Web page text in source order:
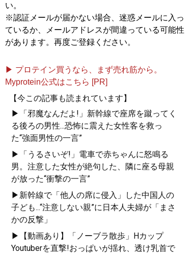
い。
※認証メールが届かない場合、迷惑メールに入っ
ているか、メールアドレスが間違っている可能性
があります。再度ご登録ください。
▶ プロテイン買うなら、まず売れ筋から。
Myprotein公式はこちら [PR]
【今この記事も読まれています】
▶「邪魔なんだよ!」新幹線で座席を蹴ってく
る後ろの男性...恐怖に震えた女性客を救っ
た“強面男性の一言”
▶「うるさいぞ!」電車で赤ちゃんに怒鳴る
男。注意した女性が絶句した、隣に座る母親
が放った“衝撃の一言”
▶新幹線で「他人の席に侵入」した中国人の
子ども...“注意しない親”に日本人夫婦が「まさ
かの反撃」
▶【動画あり】「ノーブラ散歩」Hカップ
Youtuberを直撃!おっぱいが揺れ、透け乳首で